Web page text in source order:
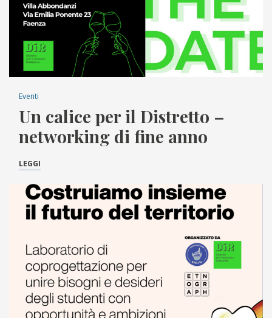
Eventi
Un calice per il Distretto –
networking di fine anno
LEGGI